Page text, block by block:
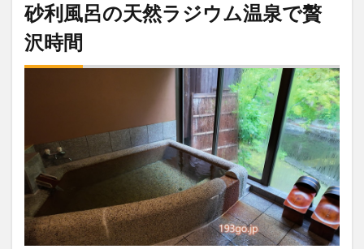
砂利風呂の天然ラジウム温泉で贅
沢時間